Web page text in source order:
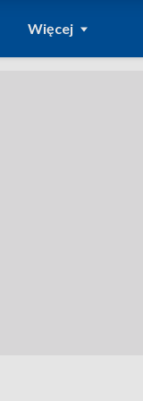
Więcej